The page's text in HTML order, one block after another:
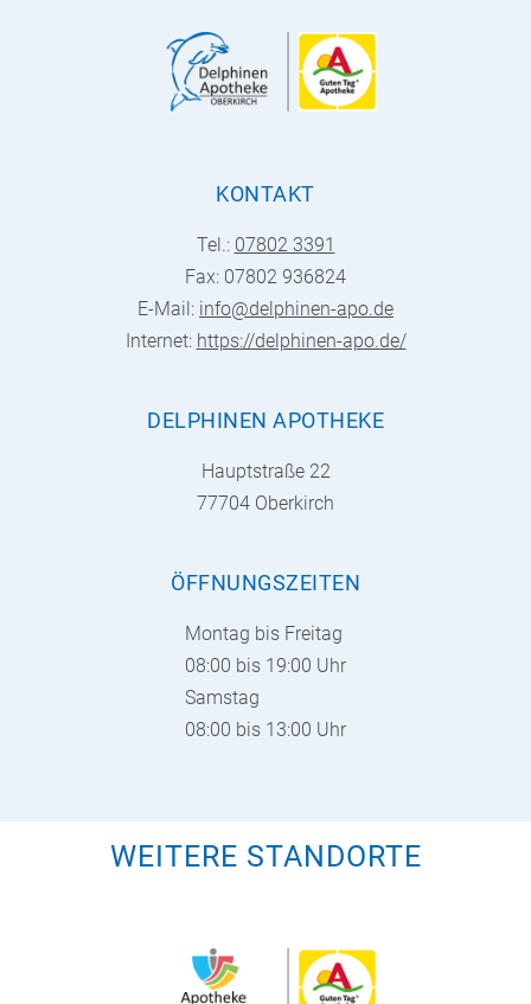
KONTAKT
Tel.: 07802 3391
Fax: 07802 936824
E-Mail: info@delphinen-apo.de
Internet: https://delphinen-apo.de/
DELPHINEN APOTHEKE
Hauptstraße 22
77704 Oberkirch
ÖFFNUNGSZEITEN
Montag bis Freitag
08:00 bis 19:00 Uhr
Samstag
08:00 bis 13:00 Uhr
WEITERE STANDORTE